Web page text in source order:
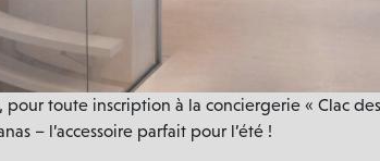
pour toute inscription à la conciergerie « Clac
– l’accessoire parfait pour l’été !